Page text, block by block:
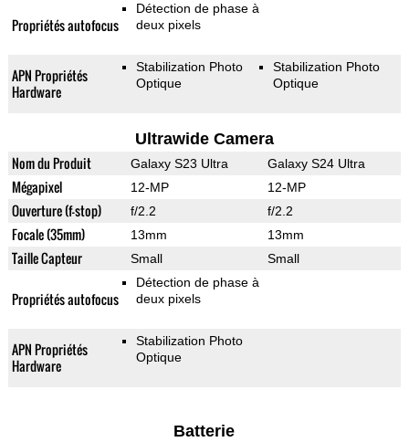
Propriétés autofocus
Détection de phase à
deux pixels
APN Propriétés
Hardware
Stabilization Photo
Optique
Stabilization Photo
Optique
Ultrawide Camera
Nom du Produit Galaxy S23 Ultra Galaxy S24 Ultra
Mégapixel 12-MP 12-MP
Ouverture (f-stop) f/2.2 f/2.2
Focale (35mm) 13mm 13mm
Taille Capteur Small Small
Propriétés autofocus
Détection de phase à
deux pixels
APN Propriétés
Hardware
Stabilization Photo
Optique
Batterie